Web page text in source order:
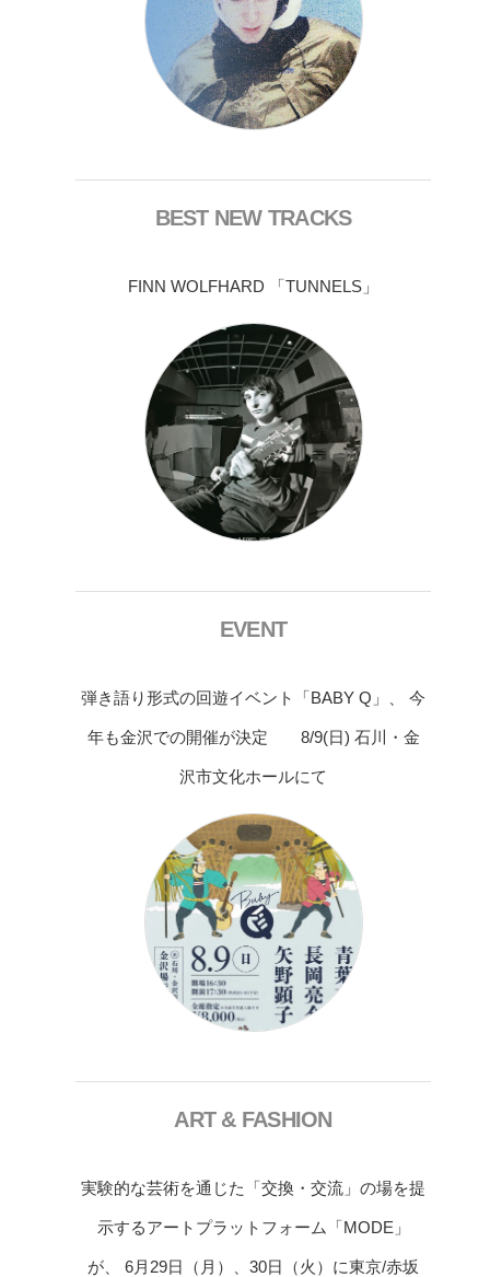
BEST NEW TRACKS
FINN WOLFHARD 「TUNNELS」
EVENT
弾き語り形式の回遊イベント「BABY Q」、 今
年も金沢での開催が決定 8/9(日) 石川・金
沢市文化ホールにて
ART & FASHION
実験的な芸術を通じた「交換・交流」の場を提
示するアートプラットフォーム「MODE」
が、 6月29日（月）、30日（火）に東京/赤坂